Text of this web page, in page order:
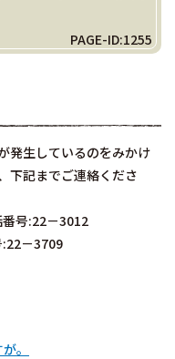
PAGE-ID:1255
発生しているのをみかけ
下記までご連絡くださ
号:22－3012
－3709
。